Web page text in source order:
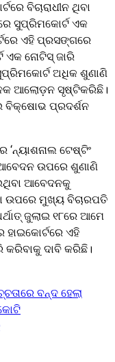
ବିଚାରାଧୀନ ଥିବା
ସୁପ୍ରିମକୋର୍ଟ ଏକ
ଏହି ପ୍ରସଙ୍ଗରେ
ଏକ ନୋଟିସ୍‌ ଜାରି
ଅଧିକ ଶୁଣାଣି
ଆଲୋଡ଼ନ ସୃଷ୍ଟିକରିଛି।
ବିକ୍ଷୋଭ ପ୍ରଦର୍ଶନ
ଟେଷ୍ଟିଂ
ଆବେଦନ ଉପରେ ଶୁଣାଣି
ଆବେଦନକୁ
ଉପରେ ମୁଖ୍ୟ ବିଚାରପତି
ଜୁଲାଇ ୧୮ରେ ଆମେ
ହାଇକୋର୍ଟରେ ଏହି
ଦାବି କରିଛି।
ବନ୍ଦ ହେଲା